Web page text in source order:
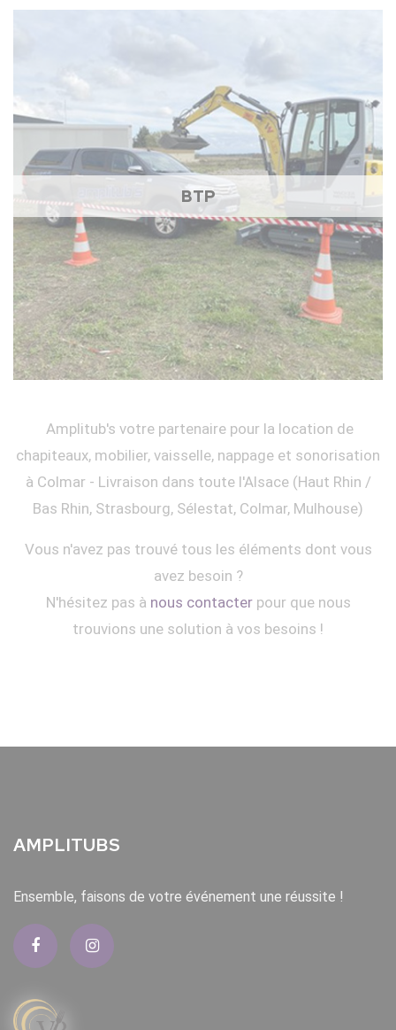
BTP
Amplitub's votre partenaire pour la location de
chapiteaux, mobilier, vaisselle, nappage et sonorisation
à Colmar - Livraison dans toute l'Alsace (Haut Rhin /
Bas Rhin, Strasbourg, Sélestat, Colmar, Mulhouse)
Vous n'avez pas trouvé tous les éléments dont vous
avez besoin ?
N'hésitez pas à nous contacterpour que nous
trouvions une solution à vos besoins !
AMPLITUBS
Ensemble, faisons de votre événement une réussite !